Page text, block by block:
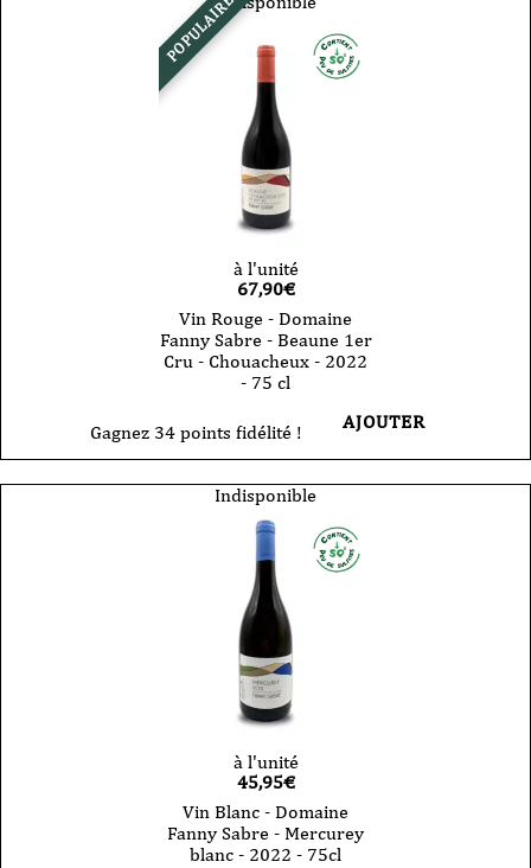
POPULAIRE
à l'unité
67,90€
Vin Rouge - Domaine
Fanny Sabre - Beaune 1er
Cru - Chouacheux - 2022
- 75 cl
Gagnez 34 points fidélité ! AJOUTER
Indisponible
à l'unité
45,95€
Vin Blanc - Domaine
Fanny Sabre - Mercurey
blanc - 2022 - 75cl